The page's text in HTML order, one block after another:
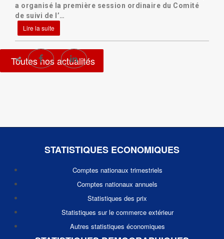
a organisé la première session ordinaire du Comité
de suivi de l’…
Lire la suite
Toutes nos actualités
STATISTIQUES ECONOMIQUES
Comptes nationaux trimestriels
Comptes nationaux annuels
Statistiques des prix
Statistiques sur le commerce extérieur
Autres statistiques économiques